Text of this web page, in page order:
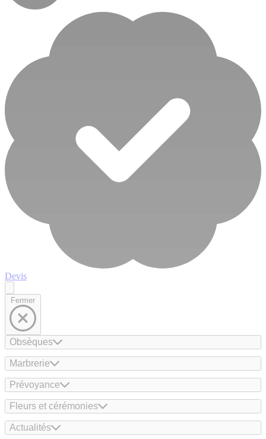
Devis
Fermer
Obsèques
Marbrerie
Prévoyance
Fleurs et cérémonies
Actualités